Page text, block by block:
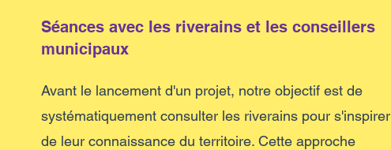
Séances avec les riverains et les conseillers
municipaux
Avant le lancement d'un projet, notre objectif est de
systématiquement consulter les riverains pour s'inspirer
de leur connaissance du territoire. Cette approche